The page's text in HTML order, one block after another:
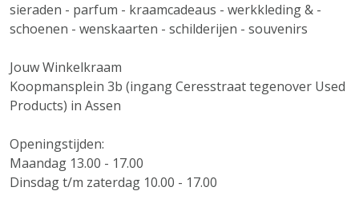
sieraden - parfum - kraamcadeaus - werkkleding & -
schoenen - wenskaarten - schilderijen - souvenirs
Jouw Winkelkraam
Koopmansplein 3b (ingang Ceresstraat tegenover Used
Products) in Assen
Openingstijden:
Maandag 13.00 - 17.00
Dinsdag t/m zaterdag 10.00 - 17.00